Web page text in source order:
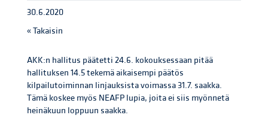
30.6.2020
« Takaisin
AKK:n hallitus päätetti 24.6. kokouksessaan pitää
hallituksen 14.5 tekemä aikaisempi päätös
kilpailutoiminnan linjauksista voimassa 31.7. saakka.
Tämä koskee myös NEAFP lupia, joita ei siis myönnetä
heinäkuun loppuun saakka.